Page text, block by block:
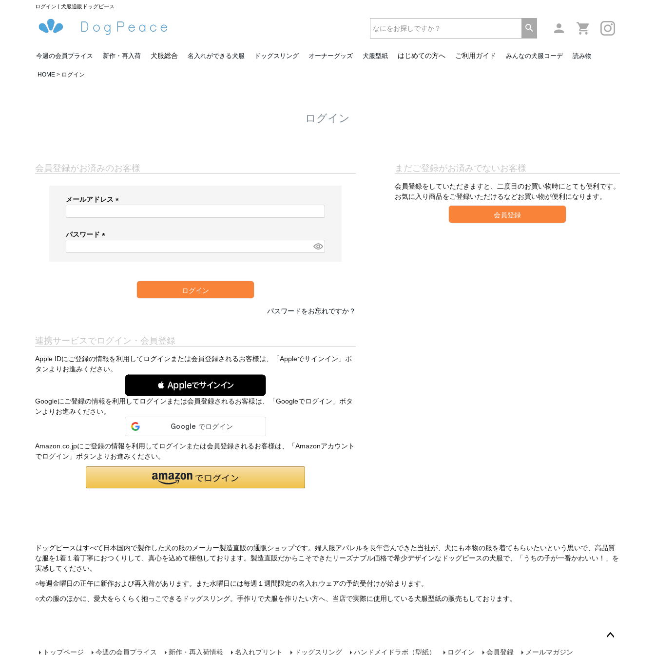
ログイン | 犬服通販ドッグピース
今週の会員プライス 新作・再入荷 犬服総合 名入れができる犬服 ドッグスリング オーナーグッズ 犬服型紙 はじめての方へ ご利用ガイド みんなの犬服コーデ 読み物
HOME ログイン
ログイン
会員登録がお済みのお客様
メールアドレス
)
パスワード
ログイン
パスワードをお忘れですか？
連携サービスでログイン・会員登録
Apple IDにご登録の情報を利用してログインまたは会員登録されるお客様は、「Appleでサインイン」ボ
タンよりお進みください。
 Appleでサインイン
Googleにご登録の情報を利用してログインまたは会員登録されるお客様は、「Googleでログイン」ボタ
ンよりお進みください。
Amazon.co.jpにご登録の情報を利用してログインまたは会員登録されるお客様は、「Amazonアカウント
でログイン」ボタンよりお進みください。
まだご登録がお済みでないお客様
会員登録をしていただきますと、二度目のお買い物時にとても便利です。
お気に入り商品をご登録いただけるなどお買い物が便利になります。
会員登録
ドッグピースはすべて日本国内で製作した犬の服のメーカー製造直販の通販ショップです。婦人服アパレルを長年営んできた当社が、犬にも本物の服を着てもらいたいという思いで、高品質
な服を1着１着丁寧におつくりして、真心を込めて梱包しております。製造直販だからこそできたリーズナブル価格で希少デザインなドッグピースの犬服で、「うちの子が一番かわいい！」を
実感してください。
○毎週金曜日の正午に新作および再入荷があります。また水曜日には毎週１週間限定の名入れウェアの予約受付けが始まります。
○犬の服のほかに、愛犬をらくらく抱っこできるドッグスリング。手作りで犬服を作りたい方へ、当店で実際に使用している犬服型紙の販売もしております。
トップページ 今週の会員プライス 新作・再入荷情報 名入れプリント ドッグスリング ハンドメイドラボ（型紙） ログイン 会員登録 メールマガジン